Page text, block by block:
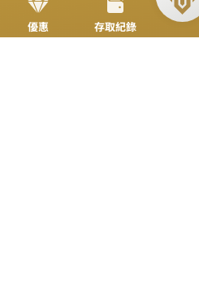
立即來電 加入好友